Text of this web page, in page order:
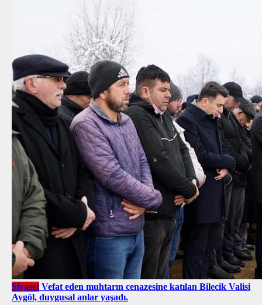
Siyaset Vefat eden muhtarın cenazesine katılan Bilecik Valisi
Aygöl, duygusal anlar yaşadı.